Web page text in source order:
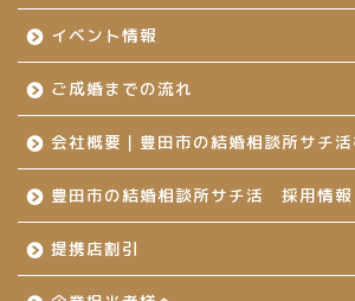
イベント情報
ご成婚までの流れ
会社概要｜豊田市の結婚相談所サチ
豊田市の結婚相談所サチ活 採用情報
提携店割引